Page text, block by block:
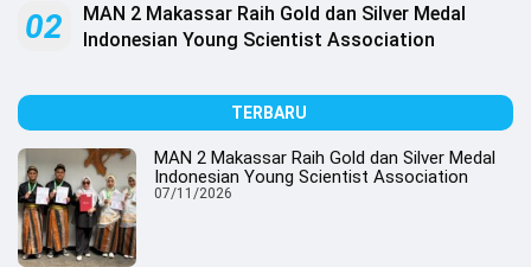
02
MAN 2 Makassar Raih Gold dan Silver Medal
Indonesian Young Scientist Association
TERBARU
MAN 2 Makassar Raih Gold dan Silver Medal
Indonesian Young Scientist Association
07/11/2026